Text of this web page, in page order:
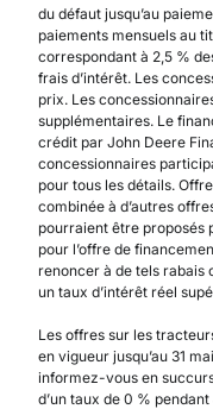
du défaut jusqu’au
paiements mensuels au
correspondant à 2,5 %
frais d’intérêt. Les
prix. Les
supplémentaires. Le
crédit par John Deere
concessionnaires
pour tous les détails.
combinée à d’autres
pourraient être proposés
pour l’offre de
renoncer à de tels rabais
un taux d’intérêt réel
Les offres sur les
en vigueur jusqu’au 31
informez-vous en
d’un taux de 0 % pendant